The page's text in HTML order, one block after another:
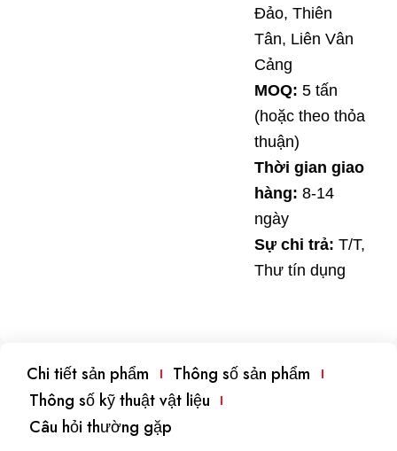
Đảo, Thiên
Tân, Liên Vân
Cảng
MOQ: 5 tấn
(hoặc theo thỏa
thuận)
Thời gian giao
hàng:8-14
ngày
Sự chi trả:T/T,
Thư tín dụng
Chi tiết sản phẩm
Thông số sản phẩm
Thông số kỹ thuật vật liệu
Câu hỏi thường gặp